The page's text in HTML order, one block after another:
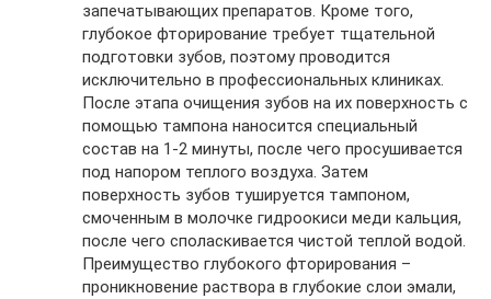
запечатывающих препаратов. Кроме того,
глубокое фторирование требует тщательной
подготовки зубов, поэтому проводится
исключительно в профессиональных клиниках.
После этапа очищения зубов на их поверхность с
помощью тампона наносится специальный
состав на 1-2 минуты, после чего просушивается
под напором теплого воздуха. Затем
поверхность зубов тушируется тампоном,
смоченным в молочке гидроокиси меди кальция,
после чего споласкивается чистой теплой водой.
Преимущество глубокого фторирования –
проникновение раствора в глубокие слои эмали,